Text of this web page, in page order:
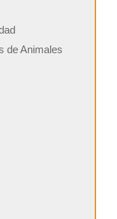
de Animales